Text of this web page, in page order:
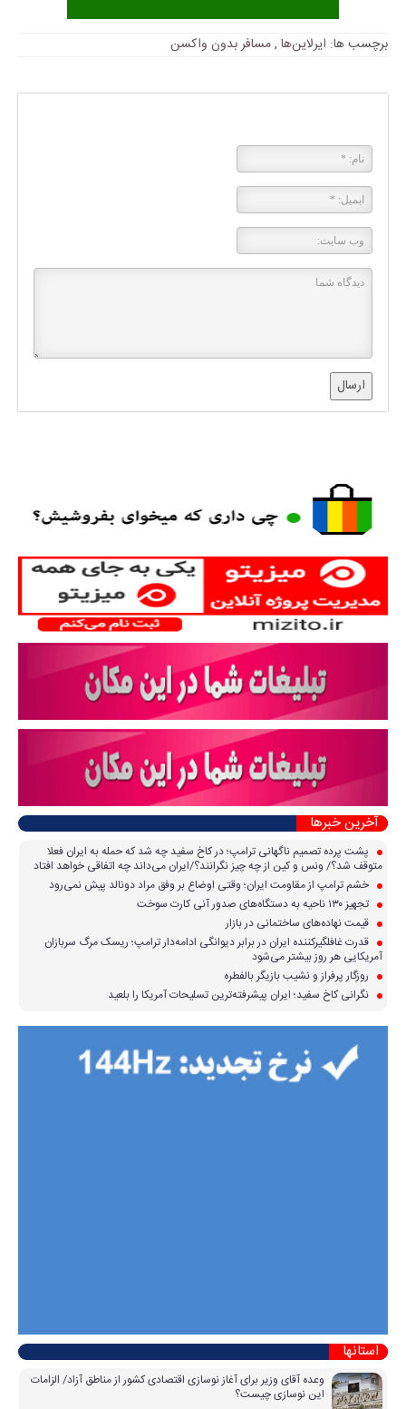
برچسب ها: ایرلاین‌ها ,مسافر بدون واکسن
ارسال
آخرین خبرها
پشت پرده تصمیم ناگهانی ترامپ؛ در کاخ سفید چه شد که حمله به ایران فعلا
متوقف شد؟/ ونس و کین از چه چیز نگرانند؟/ایران می‌داند چه اتفاقی خواهد افتاد
خشم ترامپ از مقاومت ایران؛ وقتی اوضاع بر وفق مراد دونالد پیش نمی‌رود
تجهیز ۱۳۰ ناحیه به دستگاه‌های صدور آنی کارت سوخت
قیمت نهاده‌های ساختمانی در بازار
قدرت غافلگیرکننده ایران در برابر دیوانگی ادامه‌دار ترامپ؛ ریسک مرگ سربازان
آمریکایی هر روز بیشتر می‌شود
روزگار پرفراز و نشیب بازیگر بالفطره
نگرانی کاخ سفید؛ ایران پیشرفته‌ترین تسلیحات آمریکا را بلعید
استانها
وعده آقای وزیر برای آغاز نوسازی اقتصادی کشور از مناطق آزاد/ الزامات
این نوسازی چیست؟